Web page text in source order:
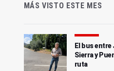
MÁS VISTO ESTE MES
El bus entre
Sierra y
ruta